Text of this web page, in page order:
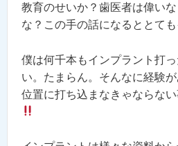
教育のせいか？歯医者は偉い
な？この手の話になるととても
僕は何千本もインプラント打
い。たまらん。そんなに経験
位置に打ち込まなきゃならな